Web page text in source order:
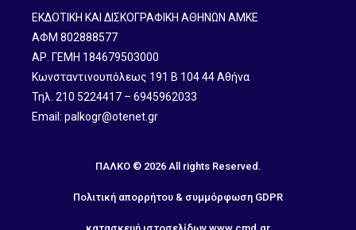
ΕΚΔΟΤΙΚΗ ΚΑΙ ΔΙΣΚΟΓΡΑΦΙΚΗ ΑΘΗΝΩΝ ΑΜΚΕ
ΑΦΜ 802888577
ΑΡ. ΓΕΜΗ 184679503000
Κωνσταντινουπόλεως 191 B 104 44 Αθήνα
Τηλ. 210 5224417 – 6945962033
Email: palkogr@otenet.gr
ΠΑΛΚΟ © 2026 All rights Reserved.
Πολιτική απορρήτου & συμμόρφωση GDPR